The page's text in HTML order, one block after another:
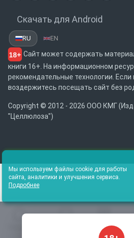
Каталог
Скачать для Android
RU EN
18+ Сайт может содержать
книги 16+. На информационном
рекомендательные технологии. Если
воздержитесь посещать сайт без
Copyright © 2012 - 2026 ООО КМГ
"Целлюлоза")
Мы используем файлы cookie для работы
сайта, аналитики и улучшения сервиса.
Подробнее